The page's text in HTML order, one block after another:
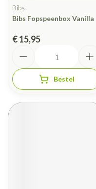
Bibs
Bibs Fopspeenbox Vanilla
€ 15,95
Bestel